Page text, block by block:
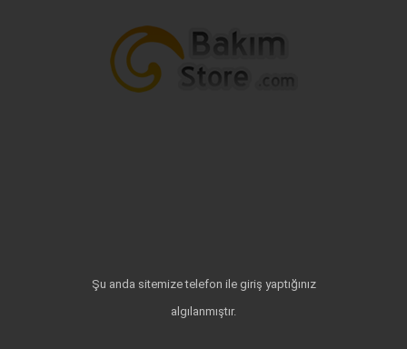
Şu anda sitemize telefon ile giriş yaptığınız
algılanmıştır.